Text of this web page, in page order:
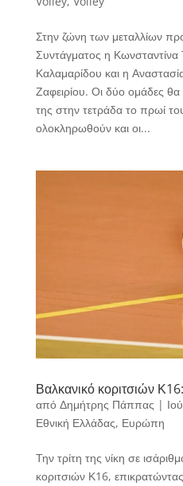
Στην ζώνη των μεταλλίων
Συντάγματος η
Καλαμαρίδου και η
Ζαφειρίου. Οι δύο ομάδες
της στην τετράδα το πρωί
ολοκληρωθούν και οι...
Βαλκανικό κοριτσιών
από Δημήτρης Πάππας |
Εθνική Ελλάδας, Ευρώπη
Την τρίτη της νίκη σε
κοριτσιών Κ16,